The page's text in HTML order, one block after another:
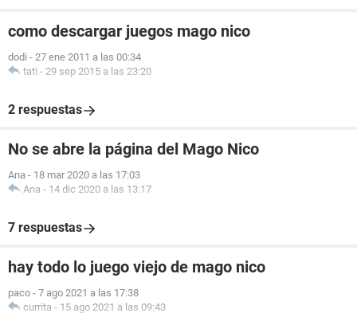
como descargar juegos mago nico
dodi - 27 ene 2011 a las 00:34
tati - 29 sep 2015 a las 23:20
2 respuestas
No se abre la página del Mago Nico
Ana - 18 mar 2020 a las 17:03
Ana - 14 dic 2020 a las 13:17
7 respuestas
hay todo lo juego viejo de mago nico
paco - 7 ago 2021 a las 17:38
currita - 15 ago 2021 a las 09:43